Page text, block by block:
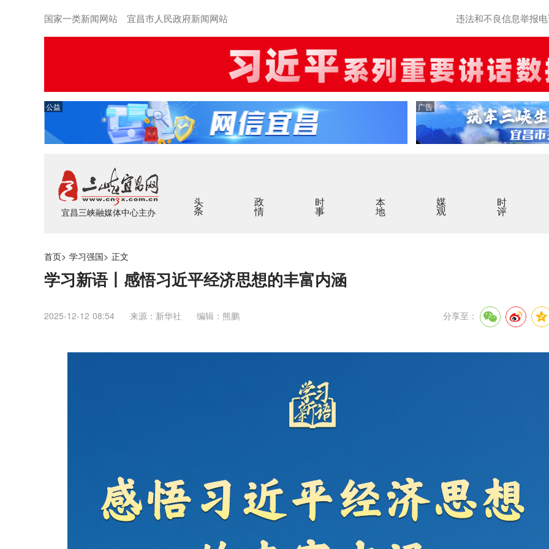
国家一类新闻网站 宜昌市人民政府新闻网站 违法和不良信息举报
公益 广告
宜昌三峡融媒体中心主办
头条 政情 时事 本地 媒观 时评
首页> 学习强国> 正文
学习新语丨感悟习近平经济思想的丰富内涵
2025-12-12 08:54 来源：新华社 编辑：熊鹏 分享至：